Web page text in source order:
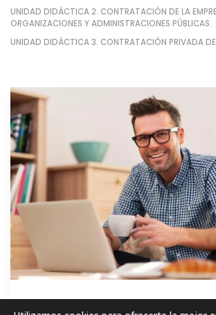
UNIDAD DIDÁCTICA 2. CONTRATACIÓN DE LA
ORGANIZACIONES Y ADMINISTRACIONES PÚBLICAS.
UNIDAD DIDÁCTICA 3. CONTRATACIÓN PRIVADA DE
GRATIS